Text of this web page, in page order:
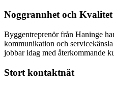
Noggrannhet och Kvalitet
Byggentreprenör från Haninge
kommunikation och
jobbar idag med återkommande
Stort kontaktnät